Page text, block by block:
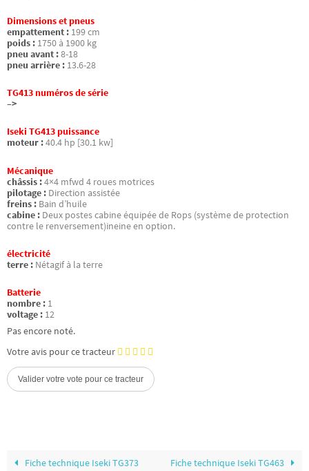
Dimensions et pneus
empattement : 199 cm
poids : 1750 à 1900 kg
pneu avant :8-18
pneu arrière : 13.6-28
TG413 numéros de série
–>
Iseki TG413 puissance
moteur :40.4 hp [30.1 kw]
Mécanique
châssis :4×4 mfwd 4 roues motrices
pilotage : Direction assistée
freins : Bain d’huile
cabine : Deux postes cabine équipée de Rops (système de protection
contre le renversement)ineine en option.
électricité
terre : Nétagif à la terre
Batterie
nombre : 1
voltage : 12
Pas encore noté.
Votre avis pour ce tracteur
Fiche technique Iseki TG373 Fiche technique Iseki TG463